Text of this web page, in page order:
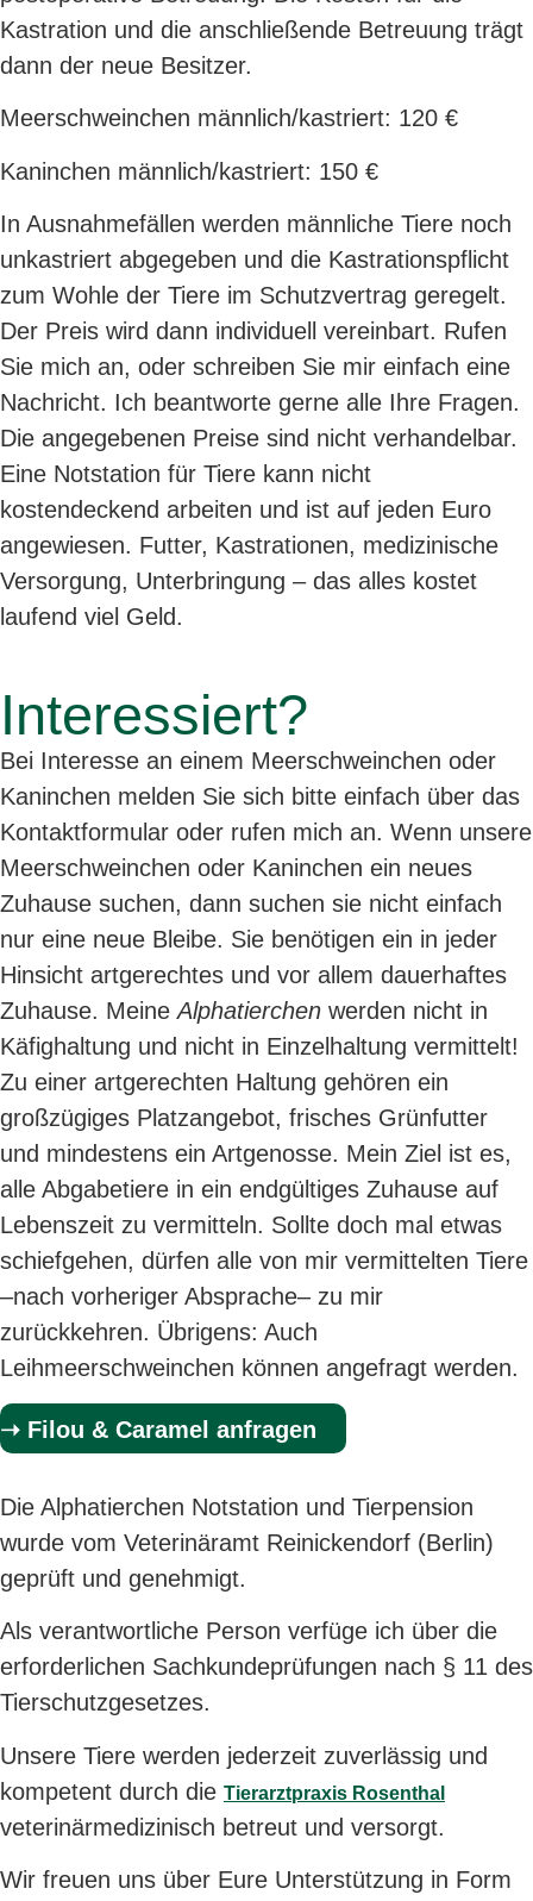
Kastration und die anschließende Betreuung trägt
dann der neue Besitzer.
Meerschweinchen männlich/kastriert: 120 €
Kaninchen männlich/kastriert: 150 €
In Ausnahmefällen werden männliche Tiere noch
unkastriert abgegeben und die Kastrationspflicht
zum Wohle der Tiere im Schutzvertrag geregelt.
Der Preis wird dann individuell vereinbart. Rufen
Sie mich an, oder schreiben Sie mir einfach eine
Nachricht. Ich beantworte gerne alle Ihre Fragen.
Die angegebenen Preise sind nicht verhandelbar.
Eine Notstation für Tiere kann nicht
kostendeckend arbeiten und ist auf jeden Euro
angewiesen. Futter, Kastrationen, medizinische
Versorgung, Unterbringung – das alles kostet
laufend viel Geld.
Interessiert?
Bei Interesse an einem Meerschweinchen oder
Kaninchen melden Sie sich bitte einfach über das
Kontaktformular oder rufen mich an. Wenn unsere
Meerschweinchen oder Kaninchen ein neues
Zuhause suchen, dann suchen sie nicht einfach
nur eine neue Bleibe. Sie benötigen ein in jeder
Hinsicht artgerechtes und vor allem dauerhaftes
Zuhause. MeineAlphatierchen werden nicht in
Käfighaltung und nicht in Einzelhaltung vermittelt!
Zu einer artgerechten Haltung gehören ein
großzügiges Platzangebot, frisches Grünfutter
und mindestens ein Artgenosse. Mein Ziel ist es,
alle Abgabetiere in ein endgültiges Zuhause auf
Lebenszeit zu vermitteln. Sollte doch mal etwas
schiefgehen, dürfen alle von mir vermittelten Tiere
–nach vorheriger Absprache– zu mir
zurückkehren. Übrigens: Auch
Leihmeerschweinchen können angefragt werden.
➝ Filou & Caramel anfragen
Die Alphatierchen Notstation und Tierpension
wurde vom Veterinäramt Reinickendorf (Berlin)
geprüft und genehmigt.
Als verantwortliche Person verfüge ich über die
erforderlichen Sachkundeprüfungen nach § 11 des
Tierschutzgesetzes.
Unsere Tiere werden jederzeit zuverlässig und
kompetent durch die Tierarztpraxis Rosenthal
veterinärmedizinisch betreut und versorgt.
Wir freuen uns über Eure Unterstützung in Form